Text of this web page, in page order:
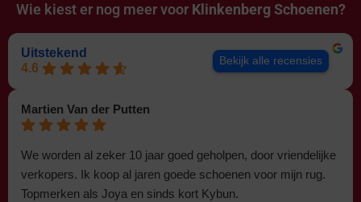
Wie kiest er nog meer voor Klinkenberg Schoenen?
Uitstekend
4.6
Bekijk alle recensies
Martien Van der Putten
We worden al zeker 10 jaar goed geholpen, door vriendelijke
verkopers. Ik koop al jaren goede schoenen voor mijn rug.
Topmerken als Joya en sinds kort Kybun.